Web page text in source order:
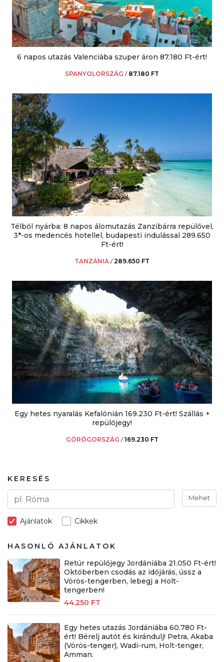
6 napos utazás Valenciába szuper áron 87.180 Ft-ért!
SPANYOLORSZÁG / 87.180 FT
Télből nyárba: 8 napos álomutazás Zanzibárra repülővel,
3*-os medencés hotellel, budapesti indulással 289.650
Ft-ért!
TANZÁNIA /289.650 FT
Egy hetes nyaralás Kefalónián 169.230 Ft-ért! Szállás +
repülőjegy!
GÖRÖGORSZÁG /169.230 FT
KERESÉS
Mehet
Ajánlatok Cikkek
HASONLÓ AJÁNLATOK
Retúr repülőjegy Jordániába 21.050 Ft-ért!
Októberben csodás az időjárás, ússz a
Vörös-tengerben, lebegj a Holt-
tengerben!
44.250 FT
Egy hetes utazás Jordániába 60.780 Ft-
ért! Bérelj autót és kirándulj! Petra, Akaba
(Vörös-tenger), Wadi-rum, Holt-tenger,
Amman.